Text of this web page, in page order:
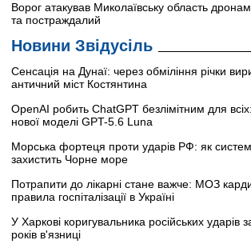
Ворог атакував Миколаївську область
та постраждалий
Новини Звідусіль
Сенсація на Дунаї: через обміління річки
античний міст Костянтина
OpenAI робить ChatGPT безлімітним для
нової моделі GPT-5.6 Luna
Морська фортеця проти ударів РФ: як
захистить Чорне море
Потрапити до лікарні стане важче: МОЗ
правила госпіталізації в Україні
У Харкові коригувальника російських ударів
років в'язниці